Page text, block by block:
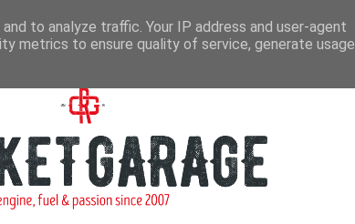
to analyze traffic. Your IP address and user-agent
metrics to ensure quality of service, generate usage